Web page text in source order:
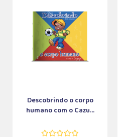
Descobrindo o corpo
humano com o Cazu...